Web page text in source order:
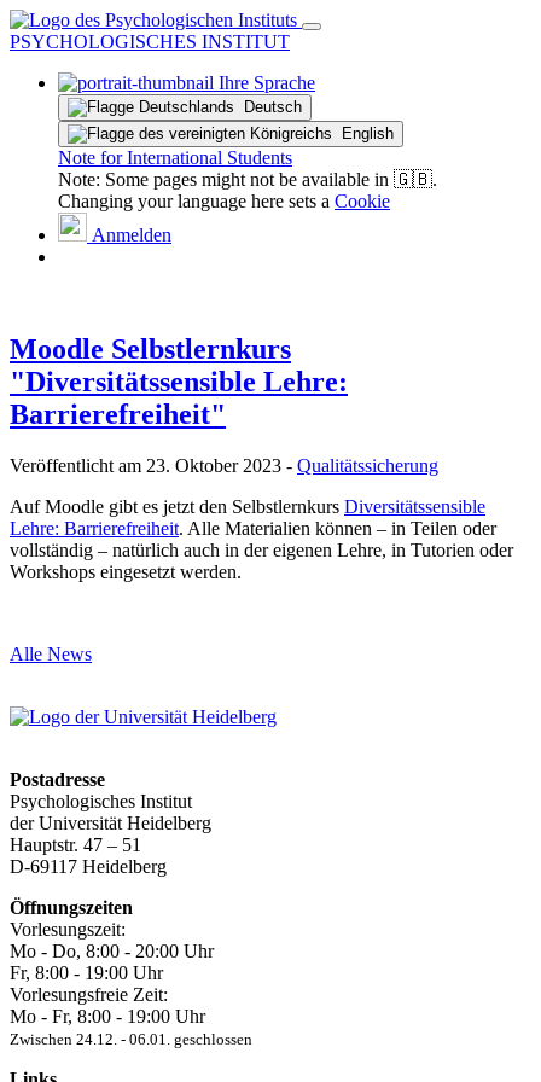
PSYCHOLOGISCHES INSTITUT
Ihre Sprache
Deutsch
English
Note for International Students
Note: Some pages might not be available in 🇬🇧.
Changing your language here sets a Cookie
Anmelden
Moodle Selbstlernkurs
"Diversitätssensible Lehre:
Barrierefreiheit"
Veröffentlicht am 23. Oktober 2023 - Qualitätssicherung
Auf Moodle gibt es jetzt den Selbstlernkurs Diversitätssensible
Lehre: Barrierefreiheit. Alle Materialien können – in Teilen oder
vollständig – natürlich auch in der eigenen Lehre, in Tutorien oder
Workshops eingesetzt werden.
Alle News
Postadresse
Psychologisches Institut
der Universität Heidelberg
Hauptstr. 47 – 51
D-69117 Heidelberg
Öffnungszeiten
Vorlesungszeit:
Mo - Do, 8:00 ‐ 20:00 Uhr
Fr, 8:00 ‐ 19:00 Uhr
Vorlesungsfreie Zeit:
Mo - Fr, 8:00 ‐ 19:00 Uhr
Zwischen 24.12. ‐ 06.01. geschlossen